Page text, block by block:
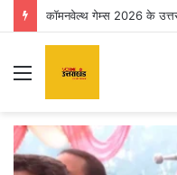
Menu